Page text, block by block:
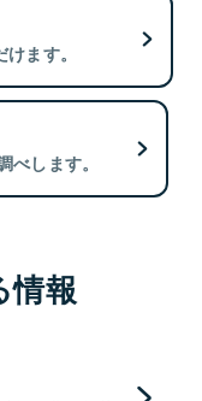
ます。
します。
情報